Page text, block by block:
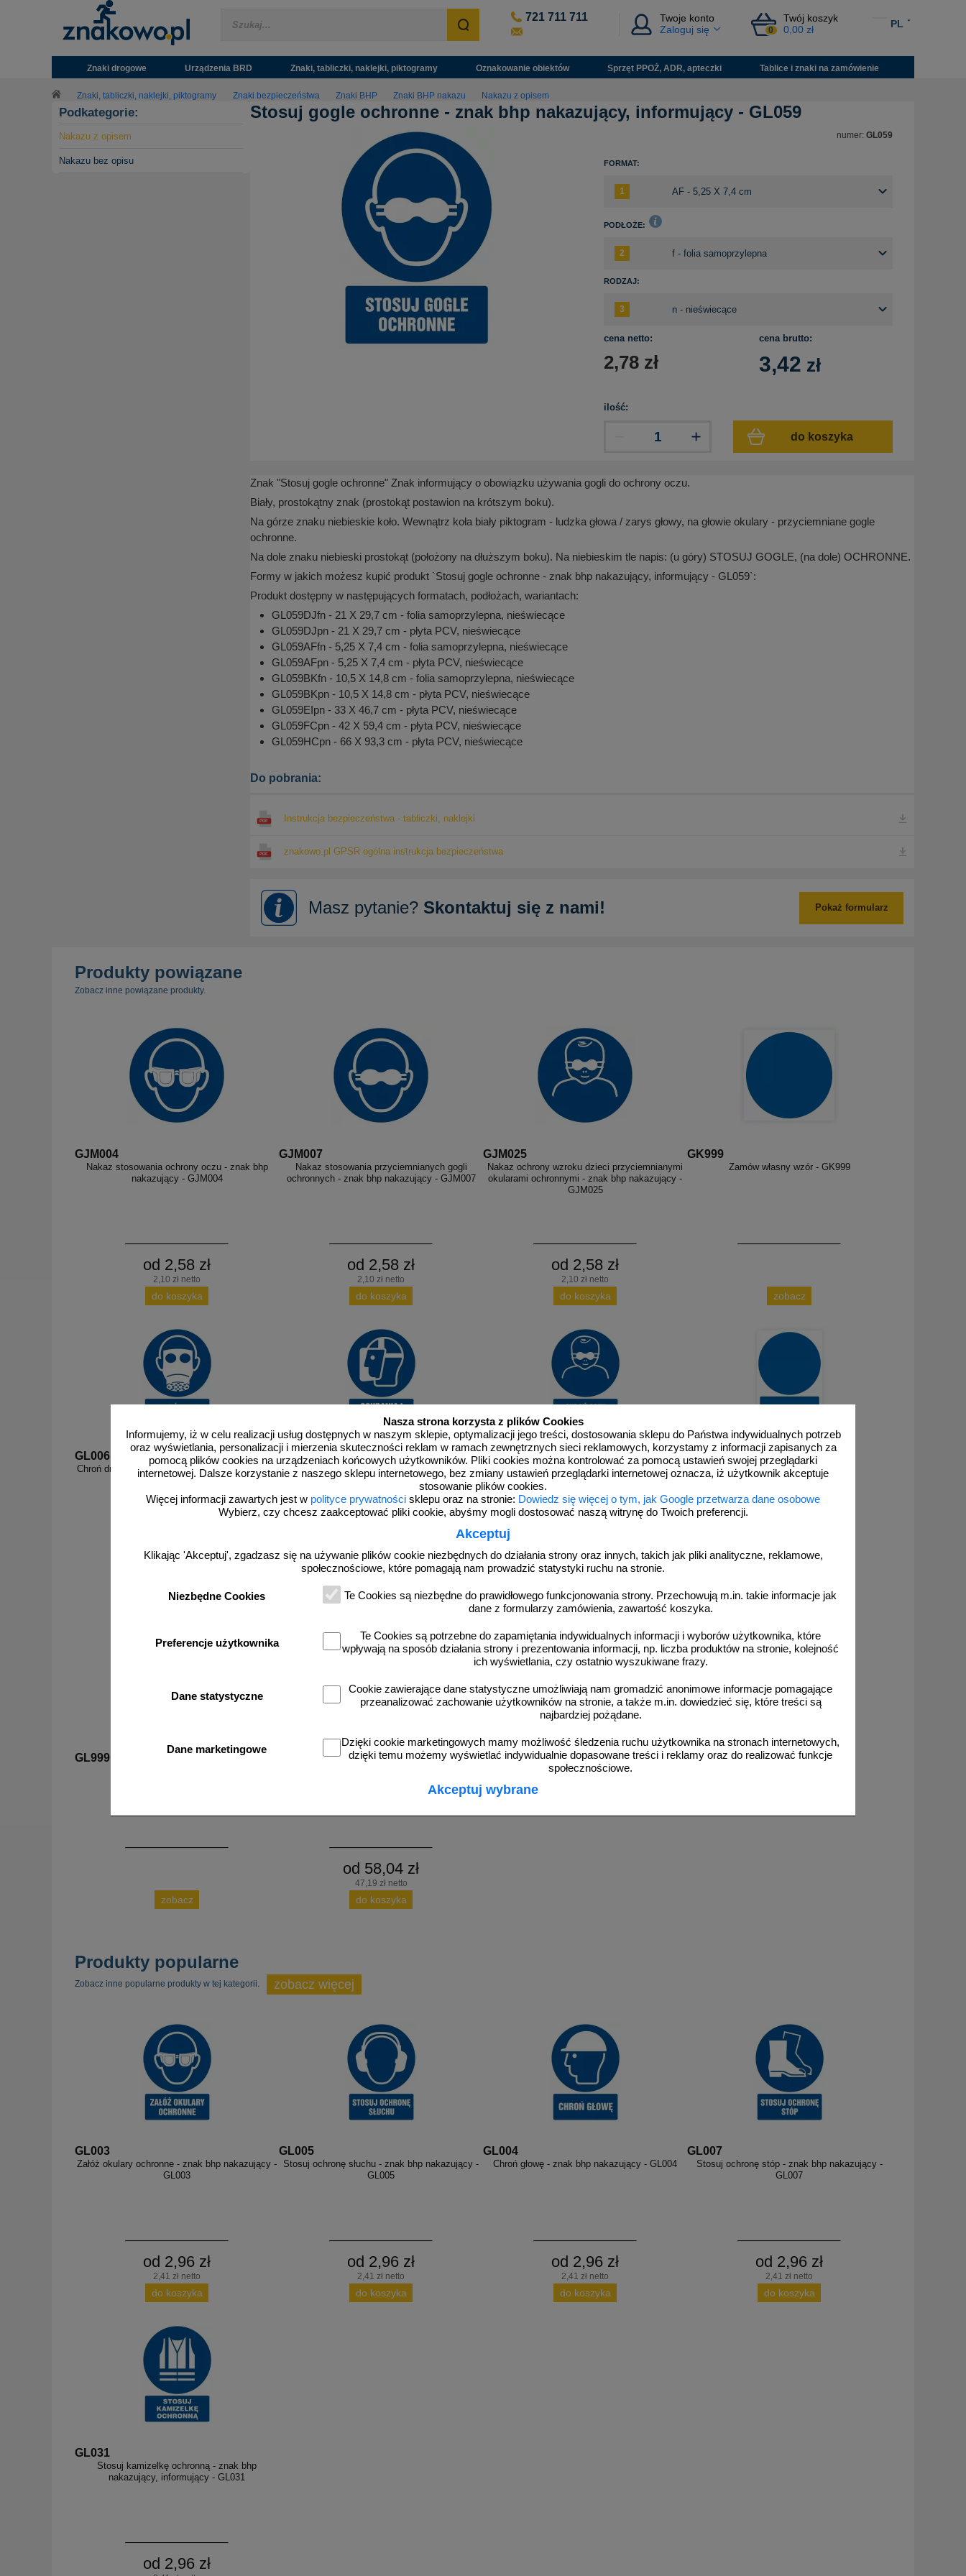
Nasza strona korzysta z plików Cookies
Informujemy, iż w celu realizacji usług dostępnych w naszym sklepie, optymalizacji jego treści, dostosowania sklepu do Państwa indywidualnych potrzeb
oraz wyświetlania, personalizacji i mierzenia skuteczności reklam w ramach zewnętrznych sieci reklamowych, korzystamy z informacji zapisanych za
pomocą plików cookies na urządzeniach końcowych użytkowników. Pliki cookies można kontrolować za pomocą ustawień swojej przeglądarki
internetowej. Dalsze korzystanie z naszego sklepu internetowego, bez zmiany ustawień przeglądarki internetowej oznacza, iż użytkownik akceptuje
stosowanie plików cookies.
Więcej informacji zawartych jest w polityce prywatności sklepu oraz na stronie: Dowiedz się więcej o tym, jak Google przetwarza dane osobowe
Wybierz, czy chcesz zaakceptować pliki cookie, abyśmy mogli dostosować naszą witrynę do Twoich preferencji.
Akceptuj
Klikając 'Akceptuj', zgadzasz się na używanie plików cookie niezbędnych do działania strony oraz innych, takich jak pliki analityczne, reklamowe,
społecznościowe, które pomagają nam prowadzić statystyki ruchu na stronie.
Niezbędne Cookies
Te Cookies są niezbędne do prawidłowego funkcjonowania strony. Przechowują m.in. takie informacje jak
dane z formularzy zamówienia, zawartość koszyka.
Preferencje użytkownika
Te Cookies są potrzebne do zapamiętania indywidualnych informacji i wyborów użytkownika, które
wpływają na sposób działania strony i prezentowania informacji, np. liczba produktów na stronie, kolejność
ich wyświetlania, czy ostatnio wyszukiwane frazy.
Dane statystyczne
Cookie zawierające dane statystyczne umożliwiają nam gromadzić anonimowe informacje pomagające
przeanalizować zachowanie użytkowników na stronie, a także m.in. dowiedzieć się, które treści są
najbardziej pożądane.
Dane marketingowe
Dzięki cookie marketingowych mamy możliwość śledzenia ruchu użytkownika na stronach internetowych,
dzięki temu możemy wyświetlać indywidualnie dopasowane treści i reklamy oraz do realizować funkcje
społecznościowe.
Akceptuj wybrane
721 711 711
Twoje konto
Zaloguj się
Twój koszyk
0 0,00 zł
PL
Znaki drogowe Urządzenia BRD Znaki, tabliczki, naklejki, piktogramy Oznakowanie obiektów Sprzęt PPOŻ, ADR, apteczki Tablice i znaki na zamówienie
Znaki, tabliczki, naklejki, piktogramy Znaki bezpieczeństwa Znaki BHP Znaki BHP nakazu Nakazu z opisem
Podkategorie:
Nakazu z opisem
Nakazu bez opisu
Stosuj gogle ochronne - znak bhp nakazujący, informujący - GL059
numer: GL059
FORMAT:
PODŁOŻE:
RODZAJ:
cena netto:
2,78 zł
cena brutto:
3,42 zł
ilość:
do koszyka
Znak "Stosuj gogle ochronne" Znak informujący o obowiązku używania gogli do ochrony oczu.
Biały, prostokątny znak (prostokąt postawion na krótszym boku).
Na górze znaku niebieskie koło. Wewnątrz koła biały piktogram - ludzka głowa / zarys głowy, na głowie okulary - przyciemniane gogle
ochronne.
Na dole znaku niebieski prostokąt (położony na dłuższym boku). Na niebieskim tle napis: (u góry) STOSUJ GOGLE, (na dole) OCHRONNE.
Formy w jakich możesz kupić produkt `Stosuj gogle ochronne - znak bhp nakazujący, informujący - GL059`:
Produkt dostępny w następujących formatach, podłożach, wariantach:
GL059DJfn - 21 X 29,7 cm - folia samoprzylepna, nieświecące
GL059DJpn - 21 X 29,7 cm - płyta PCV, nieświecące
GL059AFfn - 5,25 X 7,4 cm - folia samoprzylepna, nieświecące
GL059AFpn - 5,25 X 7,4 cm - płyta PCV, nieświecące
GL059BKfn - 10,5 X 14,8 cm - folia samoprzylepna, nieświecące
GL059BKpn - 10,5 X 14,8 cm - płyta PCV, nieświecące
GL059EIpn - 33 X 46,7 cm - płyta PCV, nieświecące
GL059FCpn - 42 X 59,4 cm - płyta PCV, nieświecące
GL059HCpn - 66 X 93,3 cm - płyta PCV, nieświecące
Do pobrania:
Instrukcja bezpieczeństwa - tabliczki, naklejki
znakowo.pl GPSR ogólna instrukcja bezpieczeństwa
Masz pytanie? Skontaktuj się z nami! Pokaż formularz
Produkty powiązane
Zobacz inne powiązane produkty.
GJM004
Nakaz stosowania ochrony oczu - znak bhp
nakazujący - GJM004
od 2,58 zł
2,10 zł netto
do koszyka
GJM007
Nakaz stosowania przyciemnianych gogli
ochronnych - znak bhp nakazujący - GJM007
od 2,58 zł
2,10 zł netto
do koszyka
GJM025
Nakaz ochrony wzroku dzieci przyciemnianymi
okularami ochronnymi - znak bhp nakazujący -
GJM025
od 2,58 zł
2,10 zł netto
do koszyka
GK999
Zamów własny wzór - GK999
zobacz
GL006
Chroń drogi oddechowe - znak bhp nakazujący -
GL006
od 2,96 zł
do koszyka
GL009
Ochraniaj twarz - znak bhp nakazujący - GL009
od 2,96 zł
do koszyka
GL056
Chroń oczy niemowlęcia - znak bhp nakazujący,
informujący - GL056
od 2,96 zł
do koszyka
GL999a
Zamów własny wzór - GL999a
zobacz
GL999b
zobacz
od 58,04 zł
47,19 zł netto
do koszyka
Produkty popularne
Zobacz inne popularne produkty w tej kategorii. zobacz więcej
GL003
Załóż okulary ochronne - znak bhp nakazujący -
GL003
od 2,96 zł
2,41 zł netto
do koszyka
GL005
Stosuj ochronę słuchu - znak bhp nakazujący -
GL005
od 2,96 zł
2,41 zł netto
do koszyka
GL004
Chroń głowę - znak bhp nakazujący - GL004
od 2,96 zł
2,41 zł netto
do koszyka
GL007
Stosuj ochronę stóp - znak bhp nakazujący -
GL007
od 2,96 zł
2,41 zł netto
do koszyka
GL031
Stosuj kamizelkę ochronną - znak bhp
nakazujący, informujący - GL031
od 2,96 zł